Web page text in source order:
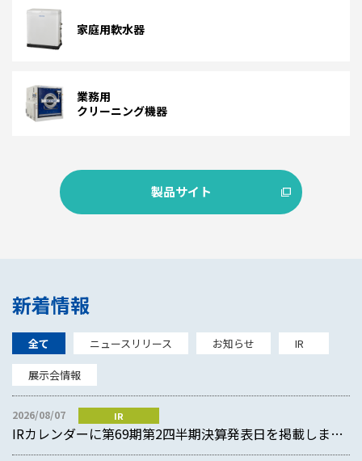
家庭用軟水器
業務用
クリーニング機器
製品サイト
新着情報
全て ニュースリリース お知らせ IR
展示会情報
2026/08/07 IR
IRカレンダーに第69期第2四半期決算発表日を掲載しました